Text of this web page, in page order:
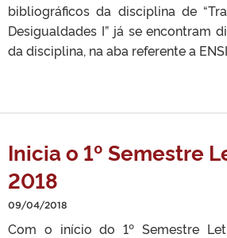
bibliográficos da disciplina de
Desigualdades I” já se encontram
da disciplina, na aba referente a
Inicia o 1º Semestre
2018
09/04/2018
Com o início do 1º Semestre